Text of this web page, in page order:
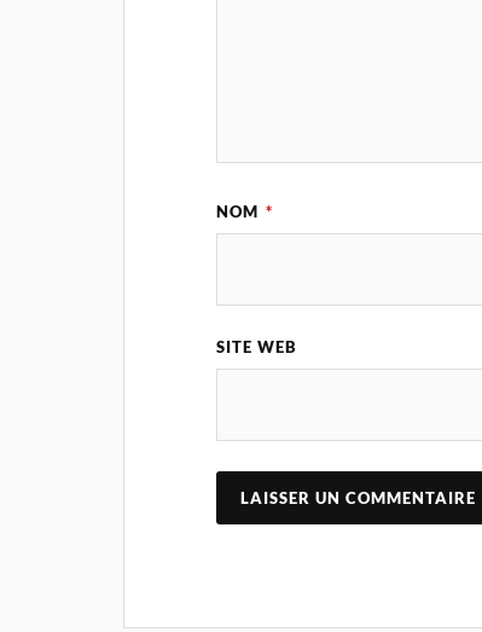
NOM *
SITE WEB